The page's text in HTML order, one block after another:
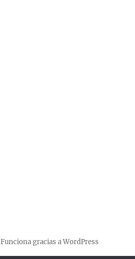
Funciona gracias a WordPress